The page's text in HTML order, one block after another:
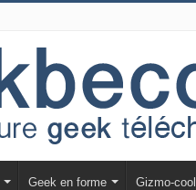
Geek en forme Gizmo-cool